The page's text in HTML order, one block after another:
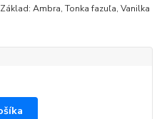
Ambra, Tonka fazuľa, Vanilka